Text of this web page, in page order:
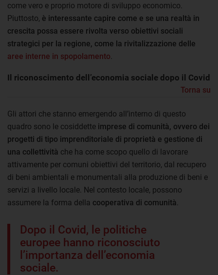
come vero e proprio motore di sviluppo economico.
Piuttosto, è interessante capire come e se una realtà in
crescita possa essere rivolta verso obiettivi sociali
strategici per la regione, come la rivitalizzazione delle
aree interne in spopolamento
Il riconoscimento dell’economia sociale dopo il Covid
Torna su
Gli attori che stanno emergendo all’interno di questo
quadro sono le cosiddette imprese di comunità, ovvero dei
progetti di tipo imprenditoriale di proprietà e gestione di
una collettività che ha come scopo quello di lavorare
attivamente per comuni obiettivi del territorio, dal recupero
di beni ambientali e monumentali alla produzione di beni e
servizi a livello locale. Nel contesto locale, possono
assumere la forma della cooperativa di comunità
Dopo il Covid, le politiche
europee hanno riconosciuto
l’importanza dell’economia
sociale.